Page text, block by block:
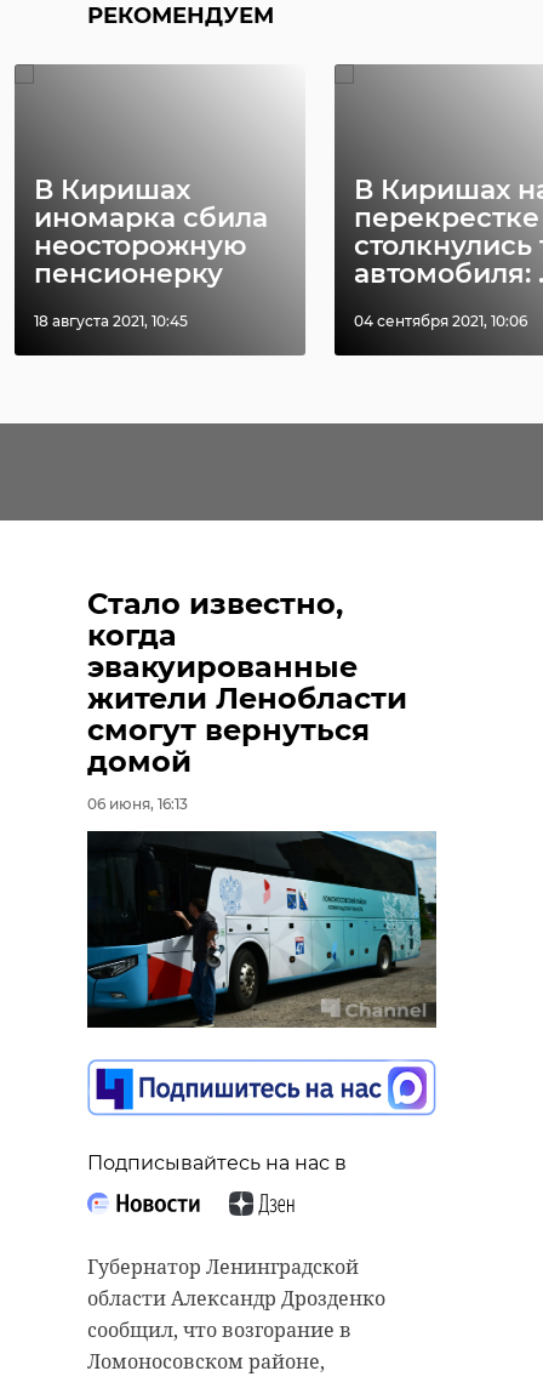
РЕКОМЕНДУЕМ
В Киришах
иномарка сбила
неосторожную
пенсионерку
18 августа 2021, 10:45
В Киришах
перекрестке
столкнулись
автомобиля:
04 сентября 2021, 10:06
Стало известно,
когда
эвакуированные
жители Ленобласти
смогут вернуться
домой
06 июня, 16:13
Подписывайтесь на нас в
Губернатор Ленинградской
области Александр Дрозденко
сообщил, что возгорание в
Ломоносовском районе,